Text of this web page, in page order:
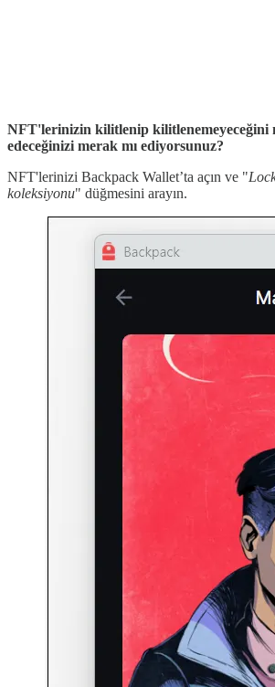
NFT'lerinizin kilitlenip kilitlenemeyeceğini
edeceğinizi merak mı ediyorsunuz?
NFT'lerinizi Backpack Wallet’ta açın ve "
koleksiyonu" düğmesini arayın.